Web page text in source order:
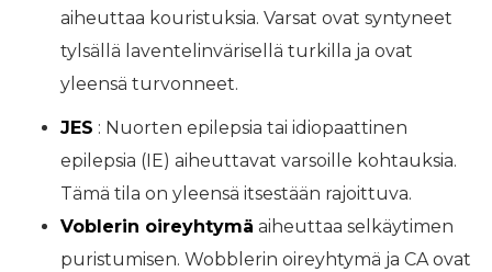
aiheuttaa kouristuksia. Varsat ovat syntyneet
tylsällä laventelinvärisellä turkilla ja ovat
yleensä turvonneet.
JES : Nuorten epilepsia tai idiopaattinen
epilepsia (IE) aiheuttavat varsoille kohtauksia.
Tämä tila on yleensä itsestään rajoittuva.
Voblerin oireyhtymä aiheuttaa selkäytimen
puristumisen. Wobblerin oireyhtymä ja CA ovat